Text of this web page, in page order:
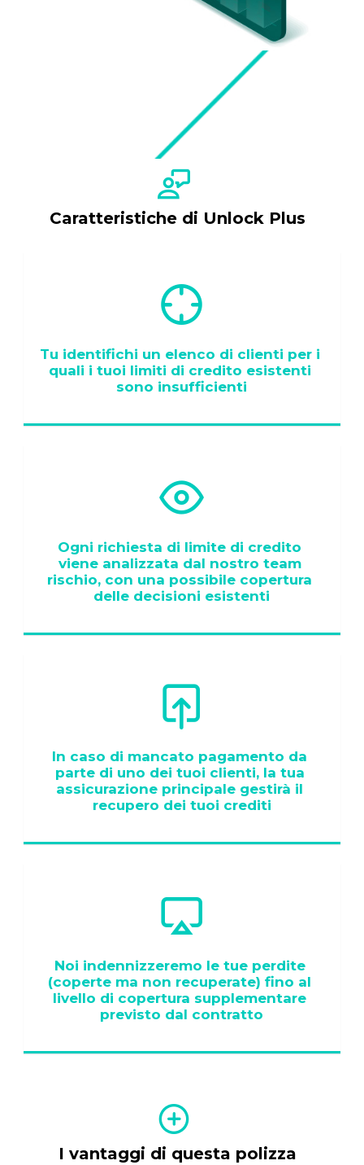
Caratteristiche di Unlock Plus
Tu identifichi un elenco di clienti per i
quali i tuoi limiti di credito esistenti
sono insufficienti
Ogni richiesta di limite di credito
viene analizzata dal nostro team
rischio, con una possibile copertura
delle decisioni esistenti
In caso di mancato pagamento da
parte di uno dei tuoi clienti, la tua
assicurazione principale gestirà il
recupero dei tuoi crediti
Noi indennizzeremo le tue perdite
(coperte ma non recuperate) fino al
livello di copertura supplementare
previsto dal contratto
I vantaggi di questa polizza